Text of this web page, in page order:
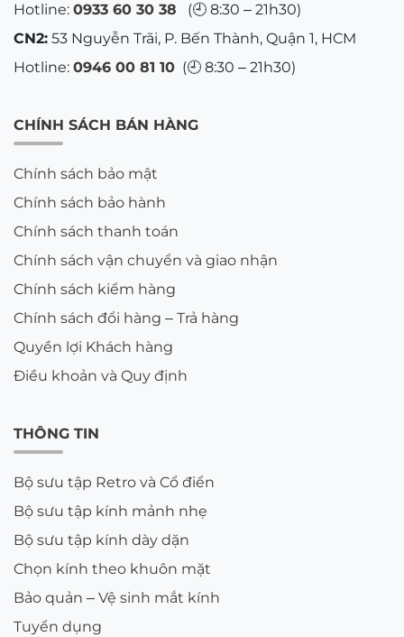
Hotline: 0933 60 30 38 (🕘 8:30 – 21h30)
CN2: 53 Nguyễn Trãi, P. Bến Thành, Quận 1, HCM
Hotline: 0946 00 81 10 (🕘 8:30 – 21h30)
CHÍNH SÁCH BÁN HÀNG
Chính sách bảo mật
Chính sách bảo hành
Chính sách thanh toán
Chính sách vận chuyển và giao nhận
Chính sách kiểm hàng
Chính sách đổi hàng – Trả hàng
Quyền lợi Khách hàng
Điều khoản và Quy định
THÔNG TIN
Bộ sưu tập Retro và Cổ điển
Bộ sưu tập kính mảnh nhẹ
Bộ sưu tập kính dày dặn
Chọn kính theo khuôn mặt
Bảo quản – Vệ sinh mắt kính
Tuyển dụng